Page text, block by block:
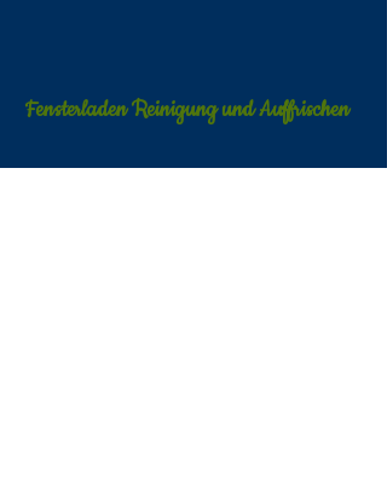
Fensterladen Reinigung und Auffrischen